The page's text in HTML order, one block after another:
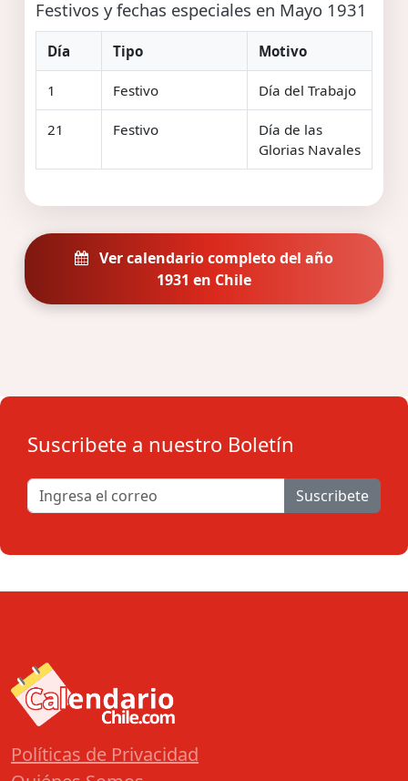
Festivos y fechas especiales en Mayo 1931
Día Tipo Motivo
1 Festivo Día del Trabajo
21 Festivo
Día de las
Glorias Navales
Ver calendario completo del año
1931 en Chile
Suscribete a nuestro Boletín
Suscribete
Políticas de Privacidad